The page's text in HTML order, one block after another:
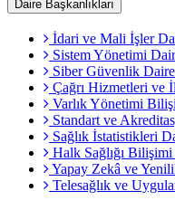
Daire Başkanlıkları
İdari ve Mali İşler
Sistem Yönetimi
Siber Güvenlik Daire
Çağrı Hizmetleri ve
Varlık Yönetimi
Standart ve
Sağlık İstatistikleri
Halk Sağlığı Bilişimi
Yapay Zekâ ve
Telesağlık ve